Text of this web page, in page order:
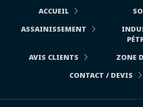
ACCUEIL
ASSAINISSEMENT
AVIS CLIENTS
ZONE
CONTACT / DEVIS